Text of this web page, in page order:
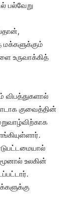
பல்வேறு
மக்களுக்கும்
உருவாக்கித்
விபத்துகளால்
குவைத்தின்
உலகின்